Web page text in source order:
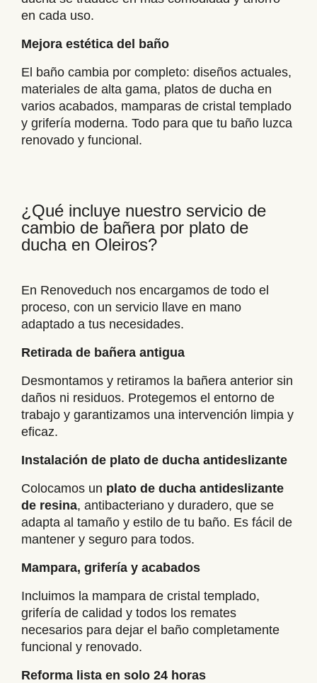
en cada uso.
Mejora estética del baño
El baño cambia por completo: diseños actuales,
materiales de alta gama, platos de ducha en
varios acabados, mamparas de cristal templado
y grifería moderna. Todo para que tu baño luzca
renovado y funcional.
¿Qué incluye nuestro servicio de
cambio de bañera por plato de
ducha en Oleiros?
En Renoveduch nos encargamos de todo el
proceso, con un servicio llave en mano
adaptado a tus necesidades.
Retirada de bañera antigua
Desmontamos y retiramos la bañera anterior sin
daños ni residuos. Protegemos el entorno de
trabajo y garantizamos una intervención limpia y
eficaz.
Instalación de plato de ducha antideslizante
Colocamos un plato de ducha antideslizante
de resina, antibacteriano y duradero, que se
adapta al tamaño y estilo de tu baño. Es fácil de
mantener y seguro para todos.
Mampara, grifería y acabados
Incluimos la mampara de cristal templado,
grifería de calidad y todos los remates
necesarios para dejar el baño completamente
funcional y renovado.
Reforma lista en solo 24 horas